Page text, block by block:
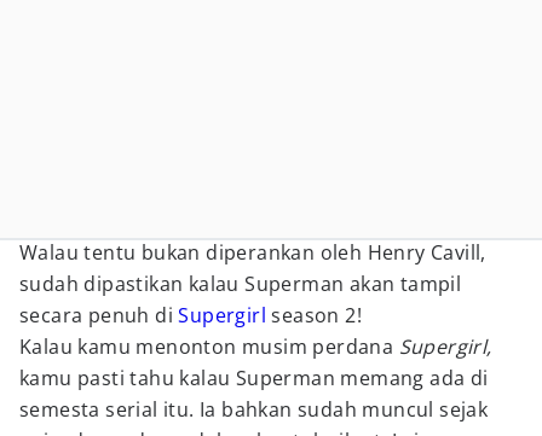
Walau tentu bukan diperankan oleh Henry Cavill,
sudah dipastikan kalau Superman akan tampil
secara penuh diSupergirl season 2!
Kalau kamu menonton musim perdana Supergirl,
kamu pasti tahu kalau Superman memang ada di
semesta serial itu. Ia bahkan sudah muncul sejak